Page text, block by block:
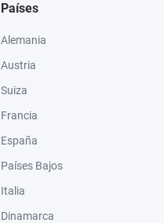
Países
Alemania
Austria
Suiza
Francia
España
Países Bajos
Italia
Dinamarca